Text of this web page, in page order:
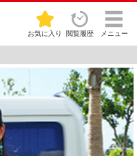
お気に入り 閲覧履歴 メニュー